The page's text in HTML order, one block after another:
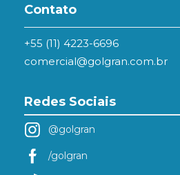
Contato
+55 (11) 4223-6696
comercial@golgran.com.br
Redes Sociais
@golgran
/golgran